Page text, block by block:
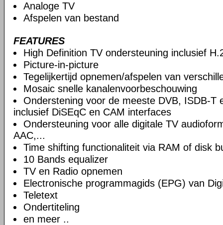
Analoge TV
Afspelen van bestand
FEATURES
High Definition TV ondersteuning inclusief
Picture-in-picture
Tegelijkertijd opnemen/afspelen van
Mosaic snelle kanalenvoorbeschouwing
Onderstening voor de meeste DVB, ISDB-T
inclusief DiSEqC en CAM interfaces
Ondersteuning voor alle digitale TV
AAC,...
Time shifting functionaliteit via RAM of disk
10 Bands equalizer
TV en Radio opnemen
Electronische programmagids (EPG) van
Teletext
Ondertiteling
en meer ..